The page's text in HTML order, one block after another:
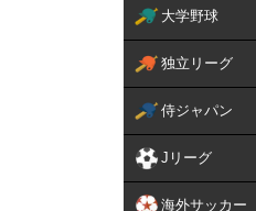
大学野球
独立リーグ
侍ジャパン
Jリーグ
海外サッカー